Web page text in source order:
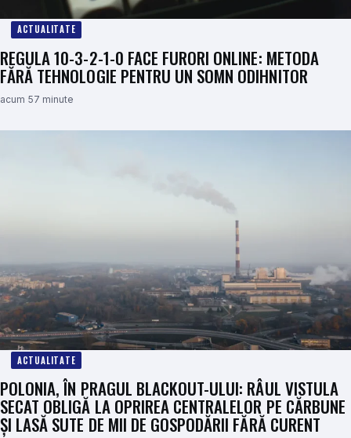
ACTUALITATE
REGULA 10-3-2-1-0 FACE FURORI ONLINE: METODA
FĂRĂ TEHNOLOGIE PENTRU UN SOMN ODIHNITOR
acum 57 minute
ACTUALITATE
POLONIA, ÎN PRAGUL BLACKOUT-ULUI: RÂUL VISTULA
SECAT OBLIGĂ LA OPRIREA CENTRALELOR PE CĂRBUNE
ȘI LASĂ SUTE DE MII DE GOSPODĂRII FĂRĂ CURENT